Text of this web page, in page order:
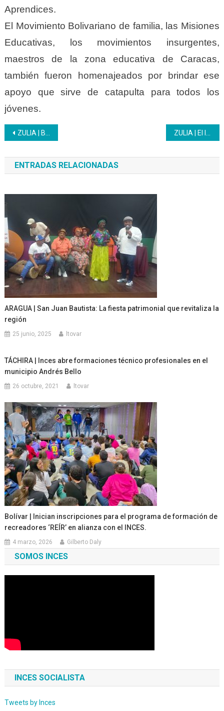
Aprendices.
El Movimiento Bolivariano de familia, las Misiones
Educativas, los movimientos insurgentes,
maestros de la zona educativa de Caracas,
también fueron homenajeados por brindar ese
apoyo que sirve de catapulta para todos los
jóvenes.
Navegación
de
entradas
ZULIA | Bachillerato Productivo Inces tributa al crecimiento e inicia su período de inscripciones
ENTRADAS RELACIONADAS
ARAGUA | San Juan Bautista: La fiesta patrimonial que revitaliza la
región
25 junio, 2025 ltovar
TÁCHIRA | Inces abre formaciones técnico profesionales en el
municipio Andrés Bello
26 octubre, 2021 ltovar
Bolívar | Inician inscripciones para el programa de formación de
recreadores ‘REÍR’ en alianza con el INCES.
4 marzo, 2026 Gilberto Daly
SOMOS INCES
INCES SOCIALISTA
Tweets by Inces